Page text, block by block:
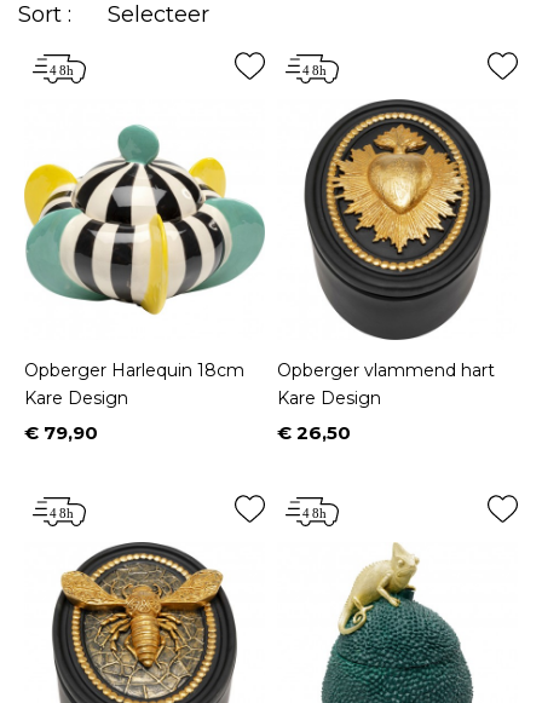
Sort : Selecteer
Opberger Harlequin 18cm
Kare Design
Prijs
€ 79,90
Opberger vlammend hart
Kare Design
Prijs
€ 26,50